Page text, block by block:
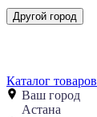
Другой город
Каталог товаров
Ваш город
Астана